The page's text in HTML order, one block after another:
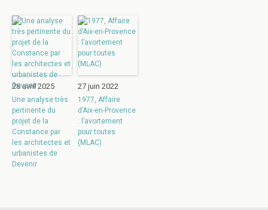
28 avril 2025
Une analyse très
pertinente du
projet de la
Constance par
les architectes et
urbanistes de
Devenir
27 juin 2022
1977, Affaire
d’Aix-en-Provence
: l’avortement
pour toutes
(MLAC)